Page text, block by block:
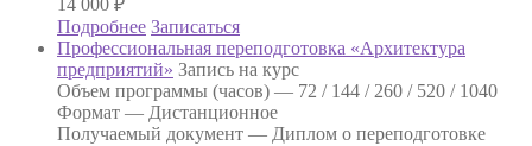
Подробнее Записаться
Профессиональная переподготовка «Архитектура
предприятий» Запись на курс
Объем программы (часов) — 72 / 144 / 260 / 520 / 1040
Формат — Дистанционное
Получаемый документ — Диплом о переподготовке